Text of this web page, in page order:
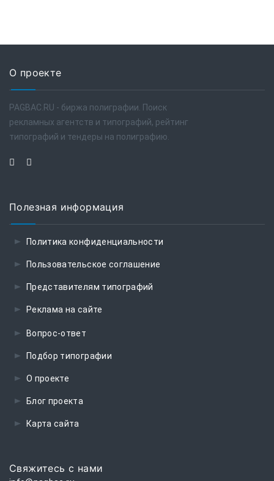
О проекте
PAGBAC.RU - биржа полиграфии. Поиск
рекламных агентств и типографий, рейтинг
типографий и тендеры на полиграфию.
Полезная информация
Политика конфиденциальности
Пользовательское соглашение
Представителям типографий
Реклама на сайте
Вопрос-ответ
Подбор типографии
О проекте
Блог проекта
Карта сайта
Свяжитесь с нами